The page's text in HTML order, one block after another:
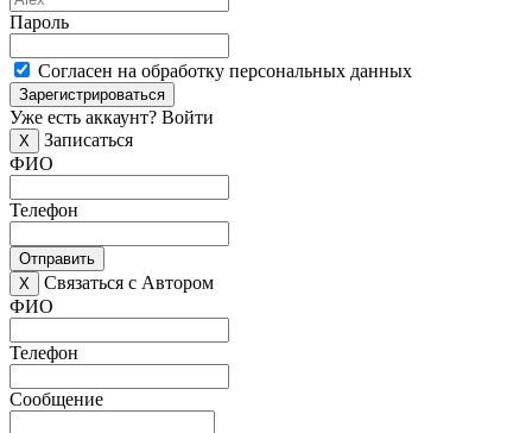
Пароль
Согласен на обработку персональных данных
Зарегистрироваться
Уже есть аккаунт? Войти
X
Записаться
ФИО
Телефон
Отправить
X
Связаться с Автором
ФИО
Телефон
Сообщение